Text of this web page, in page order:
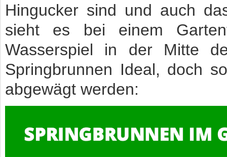
Hingucker sind und auch
sieht es bei einem
Wasserspiel in der Mitte
Springbrunnen Ideal, doch
abgewägt werden: